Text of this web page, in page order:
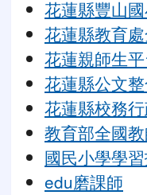
花蓮縣豐山
花蓮縣教育
花蓮親師生
花蓮縣公文
花蓮縣校務
教育部全國
國民小學學
edu磨課師